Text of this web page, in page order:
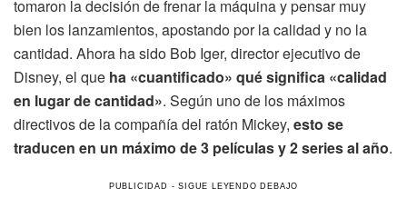
tomaron la decisión de frenar la máquina y pensar muy
bien los lanzamientos, apostando por la calidad y no la
cantidad. Ahora ha sido Bob Iger, director ejecutivo de
Disney, el que ha «cuantificado» qué significa «calidad
en lugar de cantidad». Según uno de los máximos
directivos de la compañía del ratón Mickey, esto se
traducen en un máximo de 3 películas y 2 series al año.